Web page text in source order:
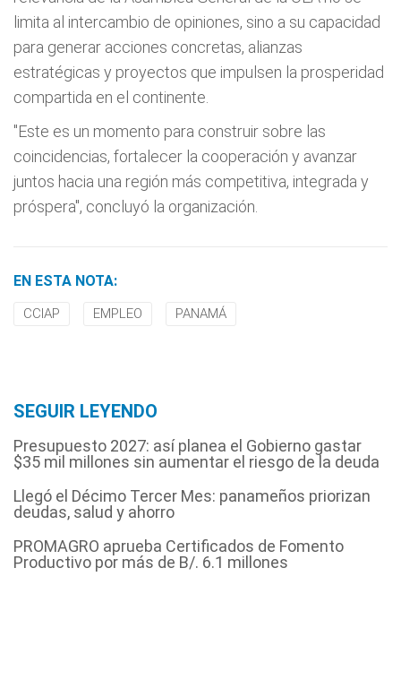
limita al intercambio de opiniones, sino a su capacidad
para generar acciones concretas, alianzas
estratégicas y proyectos que impulsen la prosperidad
compartida en el continente.
"Este es un momento para construir sobre las
coincidencias, fortalecer la cooperación y avanzar
juntos hacia una región más competitiva, integrada y
próspera", concluyó la organización.
EN ESTA NOTA:
CCIAP EMPLEO PANAMÁ
SEGUIR LEYENDO
Presupuesto 2027: así planea el Gobierno gastar
$35 mil millones sin aumentar el riesgo de la deuda
Llegó el Décimo Tercer Mes: panameños priorizan
deudas, salud y ahorro
PROMAGRO aprueba Certificados de Fomento
Productivo por más de B/. 6.1 millones